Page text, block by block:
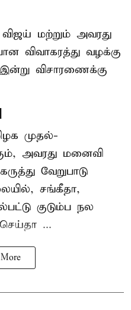
மற்றும் அவரது
விவாகரத்து வழக்கு
விசாரணைக்கு
முதல்-
அவரது மனைவி
வேறுபாடு
சங்கீதா,
குடும்ப நல
...